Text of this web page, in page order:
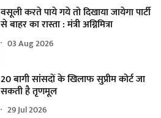
वसूली करते पाये गये तो दिखाया जायेगा पार्टी
से बाहर का रास्ता : मंत्री अग्निमित्रा
03 Aug 2026
20 बागी सांसदों के खिलाफ सुप्रीम कोर्ट जा
सकती है तृणमूल
29 Jul 2026